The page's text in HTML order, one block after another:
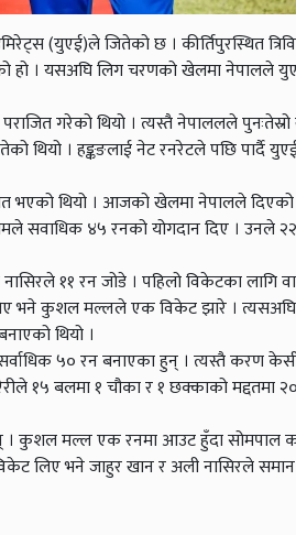
(युएई)ले जितेको छ । कीर्तिपुरस्थित
। यसअघि लिग चरणको खेलमा नेपालले
गरेको थियो । त्यस्तै नेपाललले
थियो । हङ्कङलाई नेट रनरेटले पछि पार्दै
भएको थियो । आजको खेलमा नेपालले
सवाधिक ४५ रनको योगदान दिए । उनले
११ रन जोडे । पहिलो विकेटका लागि
भने कुशल मल्लले एक विकेट झारे ।
थियो ।
५० रन बनाएका हुन् । त्यस्तै करण
१५ बलमा १ चौका र १ छक्काको मद्दतमा
कुशल मल्ल एक रनमा आउट हुँदा सोमपाल
लिए भने जाहुर खान र अली नासिरले